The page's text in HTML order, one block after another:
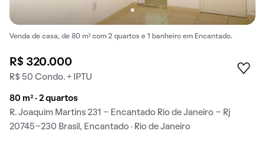
Venda de casa, de 80 m² com 2 quartos e 1 banheiro em Encantado.
R$ 320.000
R$ 50 Condo. + IPTU
80 m² · 2 quartos
R. Joaquim Martins 231 - Encantado Rio de Janeiro - Rj
20745-230 Brasil, Encantado · Rio de Janeiro